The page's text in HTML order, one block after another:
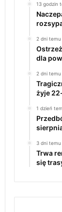
13 godzin
2 dni temu
dla
2 dni temu
żyje
1 dzień
3 dni temu
Trwa
się